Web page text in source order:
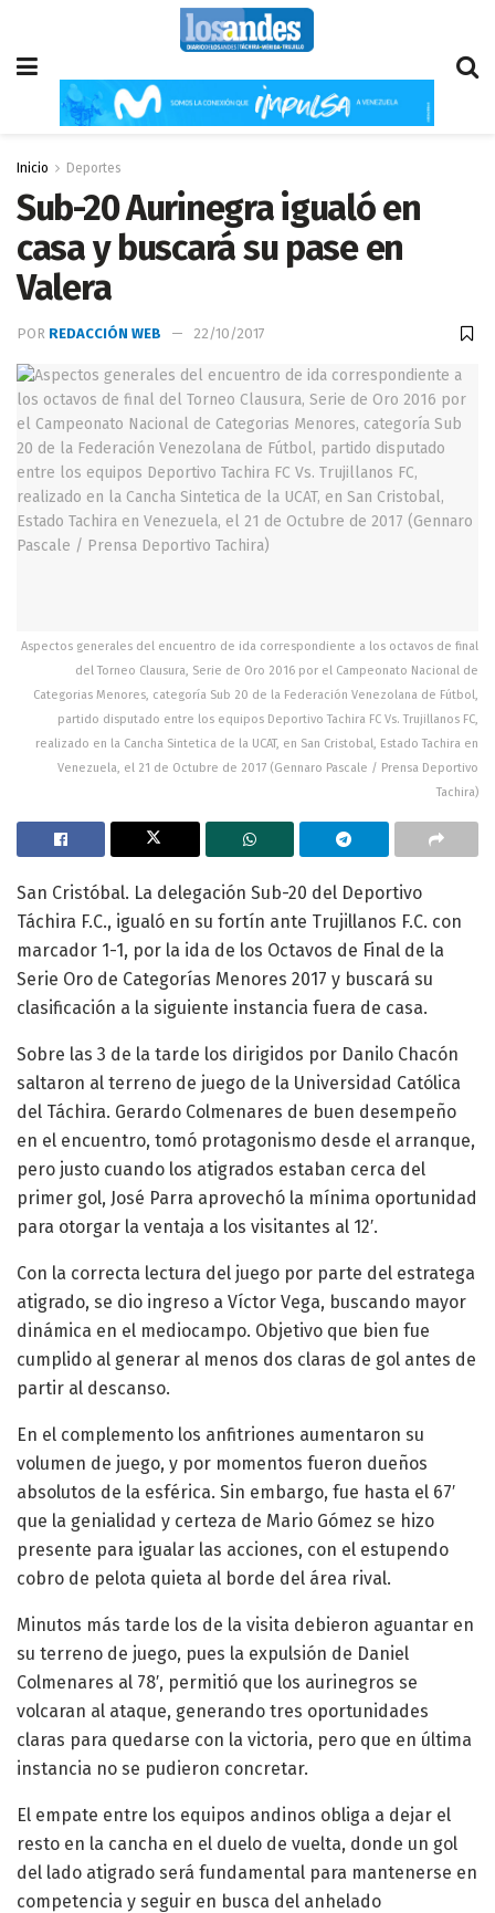
Inicio Deportes
Sub-20 Aurinegra igualó en
casa y buscará su pase en
Valera
POR REDACCIÓN WEB 22/10/2017
Aspectos generales del encuentro de ida correspondiente a los octavos de final
del Torneo Clausura, Serie de Oro 2016 por el Campeonato Nacional de
Categorias Menores, categoría Sub 20 de la Federación Venezolana de Fútbol,
partido disputado entre los equipos Deportivo Tachira FC Vs. Trujillanos FC,
realizado en la Cancha Sintetica de la UCAT, en San Cristobal, Estado Tachira en
Venezuela, el 21 de Octubre de 2017 (Gennaro Pascale / Prensa Deportivo
Tachira)
San Cristóbal. La delegación Sub-20 del Deportivo
Táchira F.C., igualó en su fortín ante Trujillanos F.C. con
marcador 1-1, por la ida de los Octavos de Final de la
Serie Oro de Categorías Menores 2017 y buscará su
clasificación a la siguiente instancia fuera de casa.
Sobre las 3 de la tarde los dirigidos por Danilo Chacón
saltaron al terreno de juego de la Universidad Católica
del Táchira. Gerardo Colmenares de buen desempeño
en el encuentro, tomó protagonismo desde el arranque,
pero justo cuando los atigrados estaban cerca del
primer gol, José Parra aprovechó la mínima oportunidad
para otorgar la ventaja a los visitantes al 12′.
Con la correcta lectura del juego por parte del estratega
atigrado, se dio ingreso a Víctor Vega, buscando mayor
dinámica en el mediocampo. Objetivo que bien fue
cumplido al generar al menos dos claras de gol antes de
partir al descanso.
En el complemento los anfitriones aumentaron su
volumen de juego, y por momentos fueron dueños
absolutos de la esférica. Sin embargo, fue hasta el 67′
que la genialidad y certeza de Mario Gómez se hizo
presente para igualar las acciones, con el estupendo
cobro de pelota quieta al borde del área rival.
Minutos más tarde los de la visita debieron aguantar en
su terreno de juego, pues la expulsión de Daniel
Colmenares al 78′, permitió que los aurinegros se
volcaran al ataque, generando tres oportunidades
claras para quedarse con la victoria, pero que en última
instancia no se pudieron concretar.
El empate entre los equipos andinos obliga a dejar el
resto en la cancha en el duelo de vuelta, donde un gol
del lado atigrado será fundamental para mantenerse en
competencia y seguir en busca del anhelado